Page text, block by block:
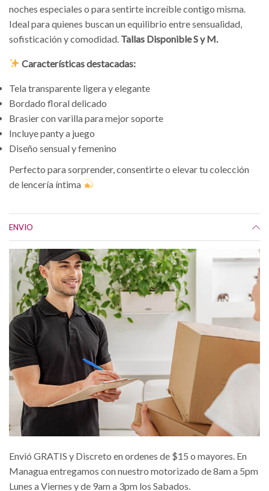
noches especiales o para sentirte increíble contigo misma.
Ideal para quienes buscan un equilibrio entre sensualidad,
sofisticación y comodidad. Tallas Disponible S y M.
Características destacadas:
Tela transparente ligera y elegante
Bordado floral delicado
Brasier con varilla para mejor soporte
Incluye panty a juego
Diseño sensual y femenino
Perfecto para sorprender, consentirte o elevar tu colección
de lencería íntima
ENVIO
Envió GRATIS y Discreto en ordenes de $15 o mayores. En
Managua entregamos con nuestro motorizado de 8am a 5pm
Lunes a Viernes y de 9am a 3pm los Sabados.